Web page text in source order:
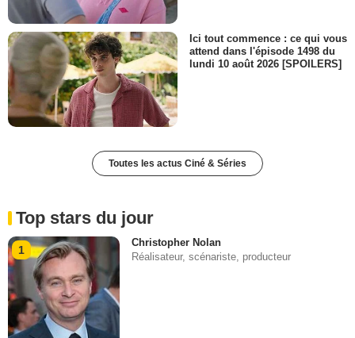
Ici tout commence : ce qui vous
attend dans l'épisode 1498 du
lundi 10 août 2026 [SPOILERS]
Toutes les actus Ciné & Séries
Top stars du jour
1
Christopher Nolan
Réalisateur, scénariste, producteur